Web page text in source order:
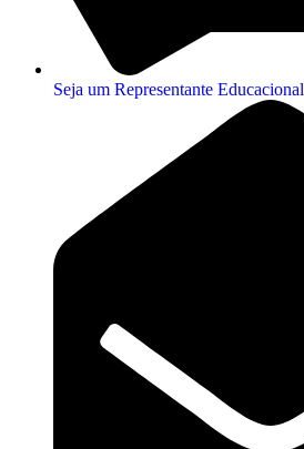
Seja um Representante Educacional